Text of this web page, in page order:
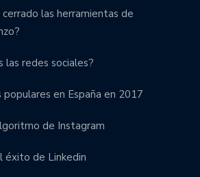
las herramientas de
las redes sociales?
en España en 2017
de Instagram
éxito de Linkedin